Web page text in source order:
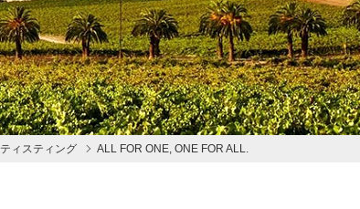
ティスティング ALL FOR ONE, ONE FOR ALL.